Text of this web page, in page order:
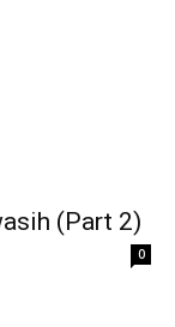
(Part 2)
0